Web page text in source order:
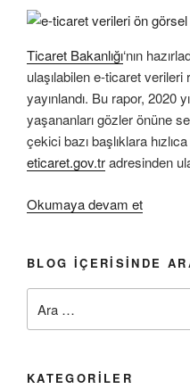
Ticaret Bakanlığı‘nın
ulaşılabilen e-ticaret
yayınlandı. Bu rapor, 2020
yaşananları gözler önüne
çekici bazı başlıklara
eticaret.gov.tradresinden
Okumaya devam et“2020
Ticaret
Verileri”
BLOG İÇERISINDE
KATEGORILER